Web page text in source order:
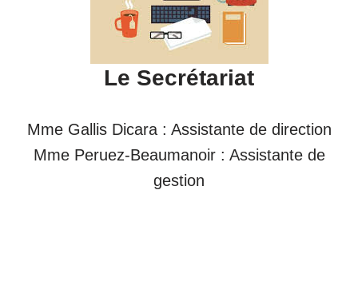
Le Secrétariat
Mme Gallis Dicara : Assistante de direction
Mme Peruez-Beaumanoir : Assistante de
gestion